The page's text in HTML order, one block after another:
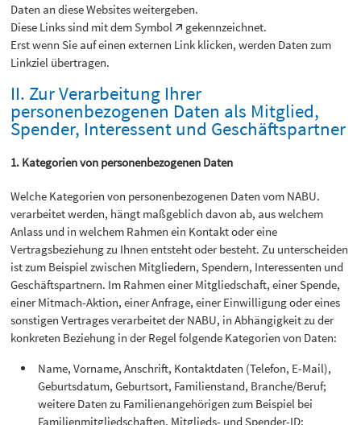
Daten an diese Websites weitergeben.
Diese Links sind mit dem Symbol 🡭 gekennzeichnet.
Erst wenn Sie auf einen externen Link klicken, werden Daten zum
Linkziel übertragen.
II. Zur Verarbeitung Ihrer
personenbezogenen Daten als Mitglied,
Spender, Interessent und Geschäftspartner
1. Kategorien von personenbezogenen Daten
Welche Kategorien von personenbezogenen Daten vom NABU.
verarbeitet werden, hängt maßgeblich davon ab, aus welchem
Anlass und in welchem Rahmen ein Kontakt oder eine
Vertragsbeziehung zu Ihnen entsteht oder besteht. Zu unterscheiden
ist zum Beispiel zwischen Mitgliedern, Spendern, Interessenten und
Geschäftspartnern. Im Rahmen einer Mitgliedschaft, einer Spende,
einer Mitmach-Aktion, einer Anfrage, einer Einwilligung oder eines
sonstigen Vertrages verarbeitet der NABU, in Abhängigkeit zu der
konkreten Beziehung in der Regel folgende Kategorien von Daten:
Name, Vorname, Anschrift, Kontaktdaten (Telefon, E-Mail),
Geburtsdatum, Geburtsort, Familienstand, Branche/Beruf;
weitere Daten zu Familienangehörigen zum Beispiel bei
Familienmitgliedschaften, Mitglieds- und Spender-ID;